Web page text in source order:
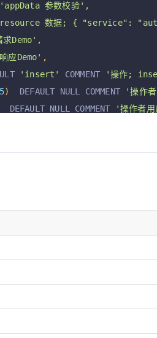
'appData 参数校验' ,
数据; { "service":
求Demo' ,
应Demo' ,
'insert' COMMENT '操作;
)
  DEFAULT NULL COMMENT
'操作
  DEFAULT NULL COMMENT
'操作者